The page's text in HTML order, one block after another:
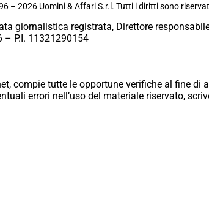
– 2026 Uomini & Affari S.r.l. Tutti i diritti sono
giornalistica registrata, Direttore
– P.I. 11321290154
compie tutte le opportune verifiche al fine
errori nell’uso del materiale riservato,